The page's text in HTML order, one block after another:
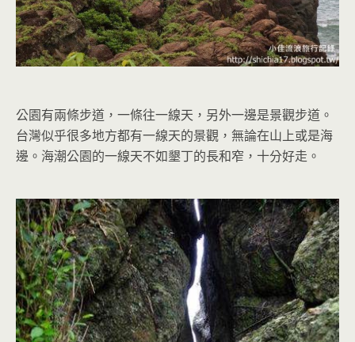
公園有兩條步道，一條往一線天，另外一邊是景觀步道。
台灣似乎很多地方都有一線天的景觀，無論在山上或是海
邊。海潮公園的一線天不如墾丁的長和窄，十分好走。